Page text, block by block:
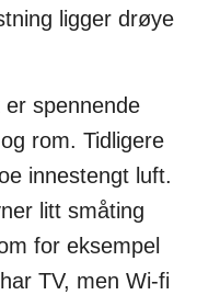
ligger drøye
er spennende
rom. Tidligere
innestengt luft.
litt småting
for eksempel
TV, men Wi-fi